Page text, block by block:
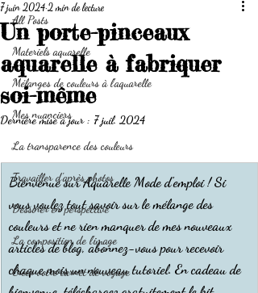
All Posts
Materiels aquarelle
Mélanges de couleurs à l'aquarelle
Mes nuanciers
La transparence des couleurs
Travailler d'après photos
Dessiner en perspective
La composition de l'image
Créer votre carnet de voyage
Un porte-pinceaux
aquarelle à fabriquer
soi-même
7 juin 2024 2 min de lecture
Dernière mise à jour : 7 juil. 2024
Bienvenue sur Aquarelle Mode d'emploi ! Si
vous voulez tout savoir sur le mélange des
couleurs et ne rien manquer de mes nouveaux
articles de blog, abonnez-vous pour recevoir
chaque mois un nouveau tutoriel. En cadeau de